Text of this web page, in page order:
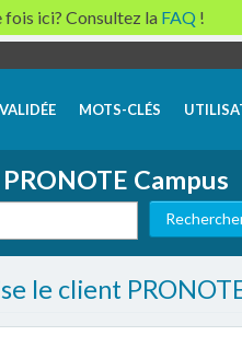
MOTS-CLÉS
Campus
le client
fois ici? Consultez la FAQ !